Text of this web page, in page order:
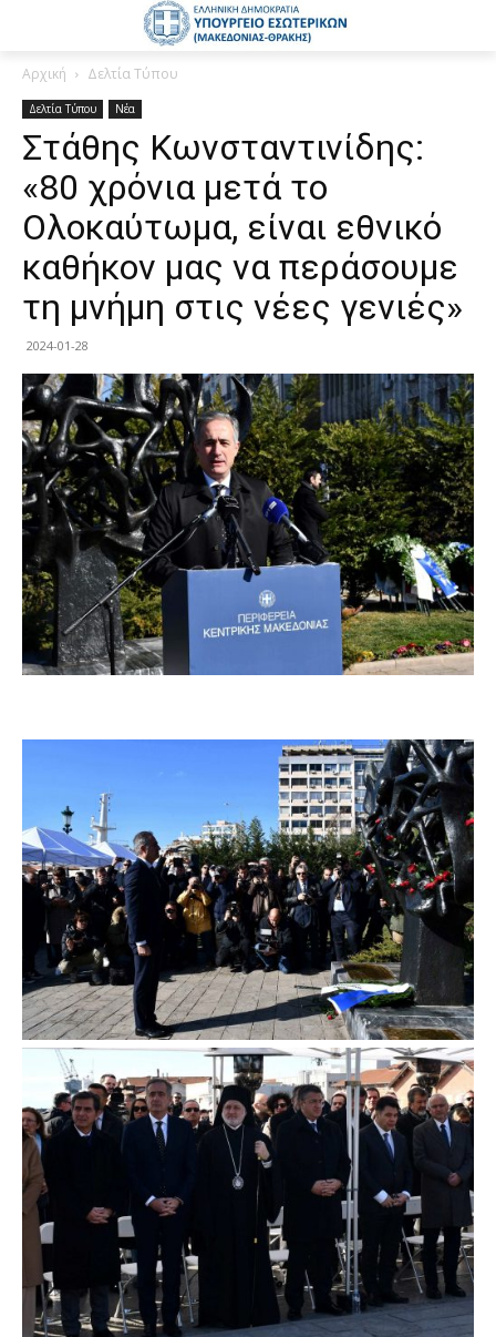
Αρχική Δελτία Τύπου
Δελτία Τύπου Νέα
Στάθης Κωνσταντινίδης:
«80 χρόνια μετά το
Ολοκαύτωμα, είναι εθνικό
καθήκον μας να περάσουμε
τη μνήμη στις νέες γενιές»
2024-01-28